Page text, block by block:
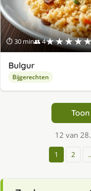
⏱ 30 min👥 4
Bulgur
Bijgerechten
12 van
1 2